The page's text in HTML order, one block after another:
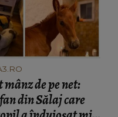
de pe net:
din Sălaj care